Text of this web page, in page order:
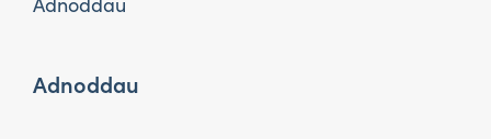
Adnoddau